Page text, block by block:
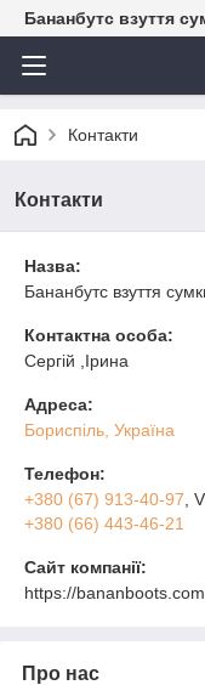
Бананбутс взуття
Контакти
Контакти
Назва:
Бананбутс взуття
Контактна особа:
Сергій ,Ірина
Адреса:
Бориспіль, Україна
Телефон:
+380 (67) 913-40-97 ,
+380 (66) 443-46-21
Сайт компанії:
https://
Про нас